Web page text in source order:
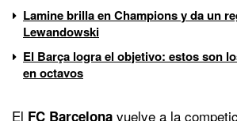
Lamine brilla en Champions y da un
Lewandowski
El Barça logra el objetivo: estos son
en octavos
El FC Barcelona vuelve a la